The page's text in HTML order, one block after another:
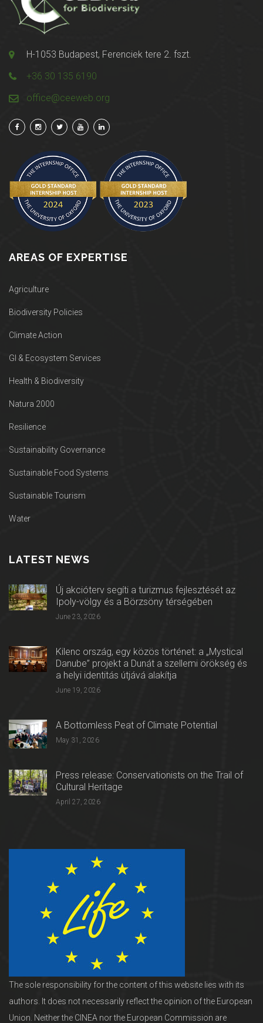
H-1053 Budapest, Ferenciek tere 2. fszt.
+36 30 135 6190
office@ceeweb.org
AREAS OF EXPERTISE
Agriculture
Biodiversity Policies
Climate Action
GI & Ecosystem Services
Health & Biodiversity
Natura 2000
Resilience
Sustainability Governance
Sustainable Food Systems
Sustainable Tourism
Water
LATEST NEWS
Új akcióterv segíti a turizmus fejlesztését az
Ipoly-völgy és a Börzsöny térségében
June 23, 2026
Kilenc ország, egy közös történet: a „Mystical
Danube” projekt a Dunát a szellemi örökség és
a helyi identitás útjává alakítja
June 19, 2026
A Bottomless Peat of Climate Potential
May 31, 2026
Press release: Conservationists on the Trail of
Cultural Heritage
April 27, 2026
The sole responsibility for the content of this website lies with its
authors. It does not necessarily reflect the opinion of the European
Union. Neither the CINEA nor the European Commission are